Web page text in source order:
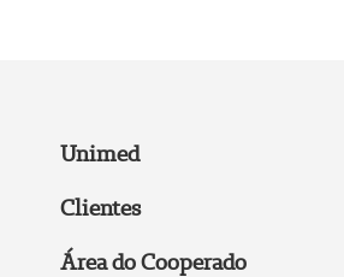
Unimed
Clientes
Área do Cooperado